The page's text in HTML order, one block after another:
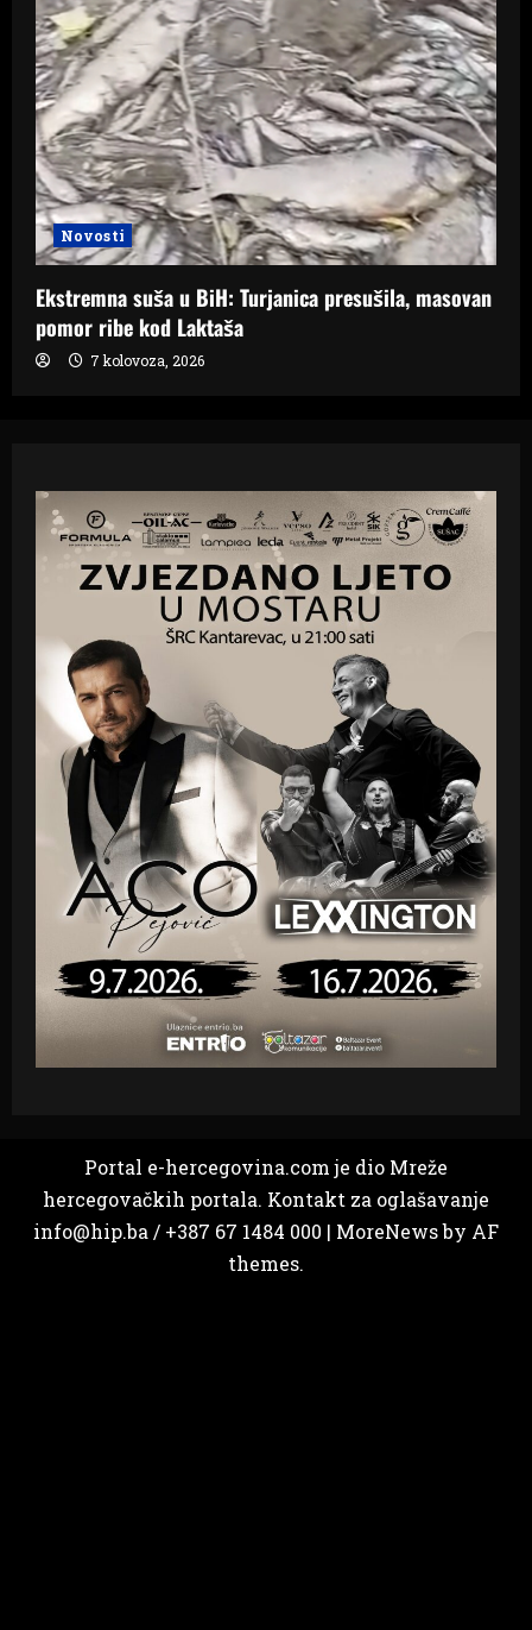
Novosti
Ekstremna suša u BiH: Turjanica presušila, masovan
pomor ribe kod Laktaša
7 kolovoza, 2026
Portal e-hercegovina.com je dio Mreže
hercegovačkih portala. Kontakt za oglašavanje
info@hip.ba / +387 67 1484 000 | MoreNewsby AF
themes.